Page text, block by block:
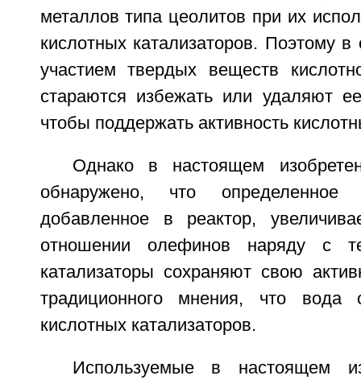
металлов типа цеолитов при их
кислотных катализаторов. Поэтому
участием твердых веществ
стараются избежать или удаляют
чтобы поддержать активность
Однако в настоящем
обнаружено, что определенное
добавленное в реактор,
отношении олефинов наряду с
катализаторы сохраняют свою
традиционного мнения, что вода
кислотных катализаторов.
Используемые в настоящем